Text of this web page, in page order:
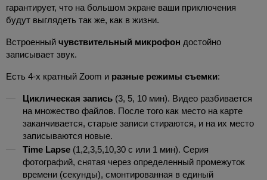
гарантирует, что на большом экране ваши приключения
будут выглядеть так же, как в жизни.
Встроенный чувствительный микрофон достойно
записывает звук.
Есть 4-х кратный Zoom и разные режимы съемки:
Циклическая запись (3, 5, 10 мин). Видео разбивается
на множество файлов. После того как место на карте
заканчивается, старые записи стираются, и на их место
записываются новые.
Time Lapse (1,2,3,5,10,30 с или 1 мин). Серия
фотографий, снятая через определенный промежуток
времени (секунды), смонтированная в единый